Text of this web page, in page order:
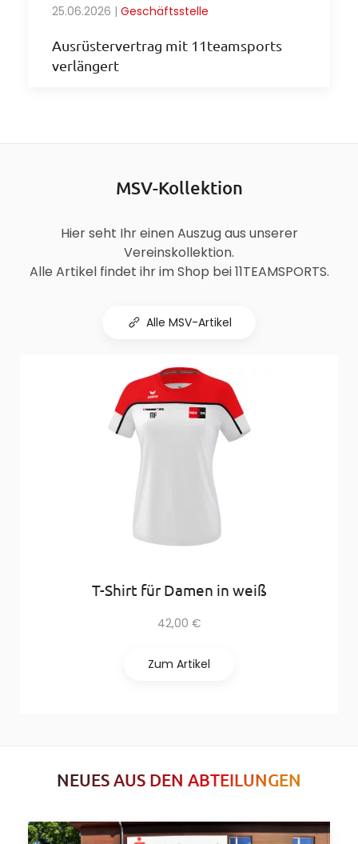
25.06.2026 | Geschäftsstelle
Ausrüstervertrag mit 11teamsports
verlängert
MSV-Kollektion
Hier seht Ihr einen Auszug aus unserer
Vereinskollektion.
Alle Artikel findet ihr im Shop bei 11TEAMSPORTS.
Alle MSV-Artikel
T-Shirt für Damen in weiß
42,00 €
Zum Artikel
NEUES AUS DEN ABTEILUNGEN